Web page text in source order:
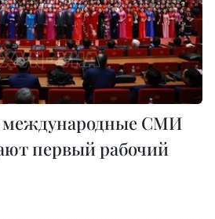
международные СМИ
первый рабочий